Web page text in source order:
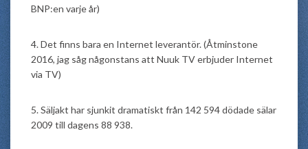
BNP:en varje år)
4. Det finns bara en Internet leverantör. (Åtminstone
2016, jag såg någonstans att Nuuk TV erbjuder Internet
via TV)
5. Säljakt har sjunkit dramatiskt från 142 594 dödade sälar
2009 till dagens 88 938.